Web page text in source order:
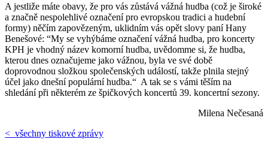
A jestliže máte obavy, že pro vás zůstává vážná hudba (což je široké
a značně nespolehlivé označení pro evropskou tradici a hudební
formy) něčím zapovězeným, uklidním vás opět slovy paní Hany
Benešové: “My se vyhýbáme označení vážná hudba, pro koncerty
KPH je vhodný název komorní hudba, uvědomme si, že hudba,
kterou dnes označujeme jako vážnou, byla ve své době
doprovodnou složkou společenských událostí, takže plnila stejný
účel jako dnešní populární hudba.“ A tak se s vámi těším na
shledání při některém ze špičkových koncertů 39. koncertní sezony.
Milena Nečesaná
< všechny tiskové zprávy